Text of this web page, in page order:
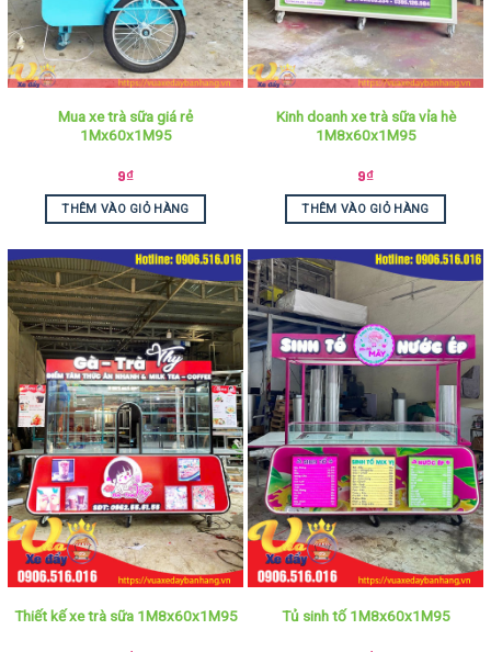
Mua xe trà sữa giá rẻ
1Mx60x1M95
9₫
THÊM VÀO GIỎ HÀNG
Kinh doanh xe trà sữa vỉa hè
1M8x60x1M95
9₫
THÊM VÀO GIỎ HÀNG
Thiết kế xe trà sữa 1M8x60x1M95 Tủ sinh tố 1M8x60x1M95